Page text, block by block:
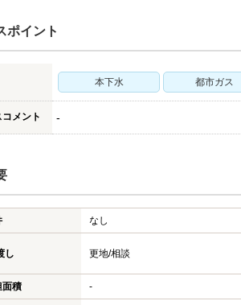
ポイント
本下水 都市ガス
メント -
なし
し 更地/相談
面積 -